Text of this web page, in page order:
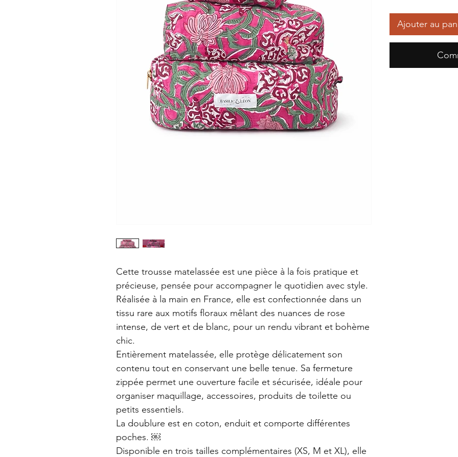
Cette trousse matelassée est une pièce à la fois pratique et
précieuse, pensée pour accompagner le quotidien avec style.
Réalisée à la main en France, elle est confectionnée dans un
tissu rare aux motifs floraux mêlant des nuances de rose
intense, de vert et de blanc, pour un rendu vibrant et bohème
chic.
Entièrement matelassée, elle protège délicatement son
contenu tout en conservant une belle tenue. Sa fermeture
zippée permet une ouverture facile et sécurisée, idéale pour
organiser maquillage, accessoires, produits de toilette ou
petits essentiels.
La doublure est en coton, enduit et comporte différentes
poches. ￼
Disponible en trois tailles complémentaires (XS, M et XL), elle
Ajouter au